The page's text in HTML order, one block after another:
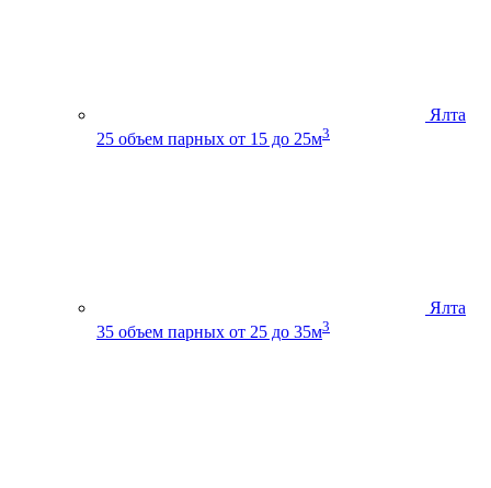
Ялта
25 объем парных от 15 до 25м3
Ялта
35 объем парных от 25 до 35м3